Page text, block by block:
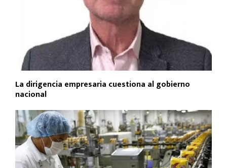
La dirigencia empresaria cuestiona al gobierno
nacional